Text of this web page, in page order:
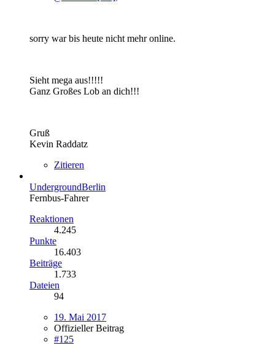
sorry war bis heute nicht mehr online.
Sieht mega aus!!!!!
Ganz Großes Lob an dich!!!
Gruß
Kevin Raddatz
Zitieren
UndergroundBerlin
Fernbus-Fahrer
Reaktionen
4.245
Punkte
16.403
Beiträge
1.733
Dateien
94
19. Mai 2017
Offizieller Beitrag
#125